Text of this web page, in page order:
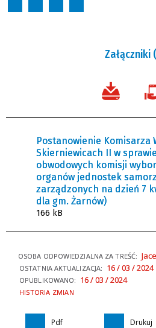
Załączniki
Postanowienie Komisarza
Skierniewicach II w
obwodowych komisji
organów jednostek
zarządzonych na dzień 7
dla gm. Żarnów)
166 kB
OSOBA ODPOWIEDZIALNA ZA TREŚĆ:
OSTATNIA AKTUALIZACJA: 16 / 03 / 2024
OPUBLIKOWANO: 16 / 03 / 2024
HISTORIA ZMIAN
Pdf Drukuj